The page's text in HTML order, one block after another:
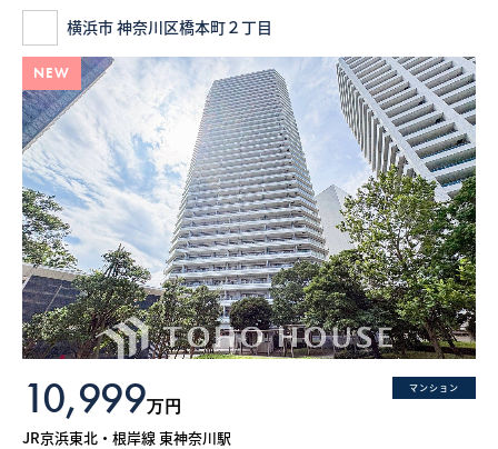
横浜市 神奈川区橋本町２丁目
NEW
マンション
10,999万円
JR京浜東北・根岸線 東神奈川駅